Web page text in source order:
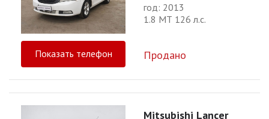
год: 2013
1.8 МТ 126 л.с.
Показать телефон Продано
Mitsubishi Lancer